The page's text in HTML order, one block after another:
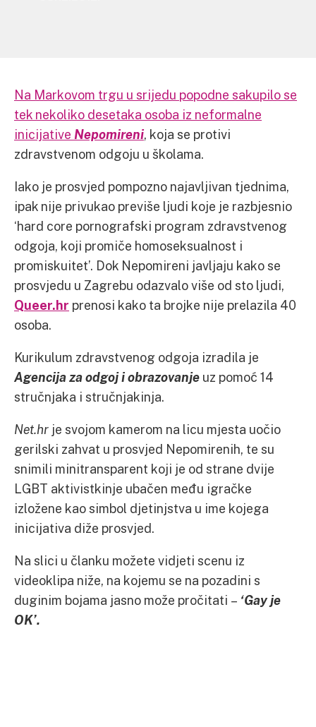
Na Markovom trgu u srijedu popodne sakupilo se
tek nekoliko desetaka osoba iz neformalne
inicijative Nepomireni, koja se protivi
zdravstvenom odgoju u školama.
Iako je prosvjed pompozno najavljivan tjednima,
ipak nije privukao previše ljudi koje je razbjesnio
‘hard core pornografski program zdravstvenog
odgoja, koji promiče homoseksualnost i
promiskuitet’. Dok Nepomireni javljaju kako se
prosvjedu u Zagrebu odazvalo više od sto ljudi,
Queer.hr prenosi kako ta brojke nije prelazila 40
osoba.
Kurikulum zdravstvenog odgoja izradila je
Agencija za odgoj i obrazovanje uz pomoć 14
stručnjaka i stručnjakinja.
Net.hr je svojom kamerom na licu mjesta uočio
gerilski zahvat u prosvjed Nepomirenih, te su
snimili minitransparent koji je od strane dvije
LGBT aktivistkinje ubačen među igračke
izložene kao simbol djetinjstva u ime kojega
inicijativa diže prosvjed.
Na slici u članku možete vidjeti scenu iz
videoklipa niže, na kojemu se na pozadini s
duginim bojama jasno može pročitati – ‘Gay je
OK’.